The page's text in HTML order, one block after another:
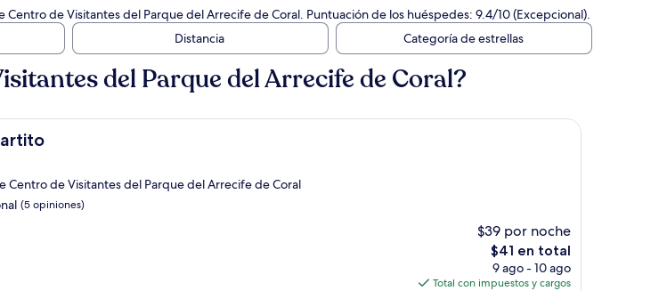
de Visitantes del Parque del Arrecife de Coral. Puntuación de los huéspedes: 9.4/10 (Excepcional).
Distancia Categoría de estrellas
del Parque del Arrecife de Coral?
Centro de Visitantes del Parque del Arrecife de Coral
(5 opiniones)
$39 por noche
El
precio
actual
$41 en total
9 ago - 10 ago
Total con impuestos y cargos